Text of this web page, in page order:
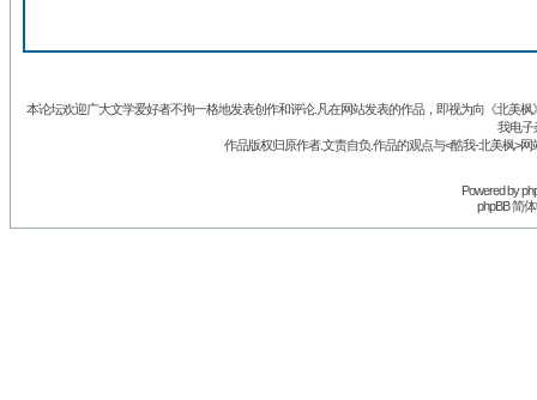
本论坛欢迎广大文学爱好者不拘一格地发表创作和评论.凡在网站发表的作品，即视为向《北美
我电子
作品版权归原作者.文责自负.作品的观点与<酷我-北美枫>
Powered by
phpBB 简